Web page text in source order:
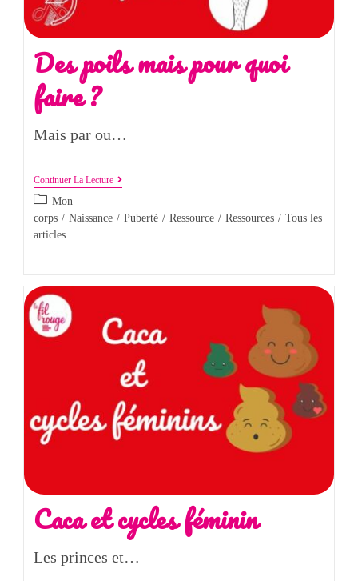
Des poils mais pour quoi
faire ?
Mais par ou…
Continuer La Lecture
Mon
corps / Naissance / Puberté / Ressource / Ressources / Tous les
articles
Caca et cycles féminin
Les princes et…